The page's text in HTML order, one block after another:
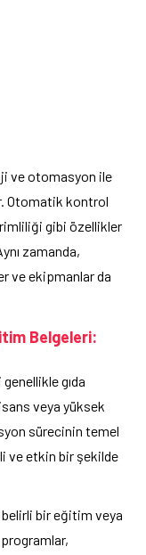
ve otomasyon ile
Otomatik kontrol
gibi özellikler
zamanda,
ve ekipmanlar da
Belgeleri:
gıda
veya yüksek
sürecinin temel
ve etkin bir şekilde
belirli bir eğitim veya